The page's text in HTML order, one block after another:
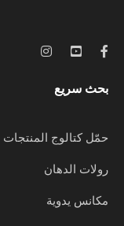
بحث سريع
حمّل كتالوج المنتجات
رولات الدهان
مكانس يدوية